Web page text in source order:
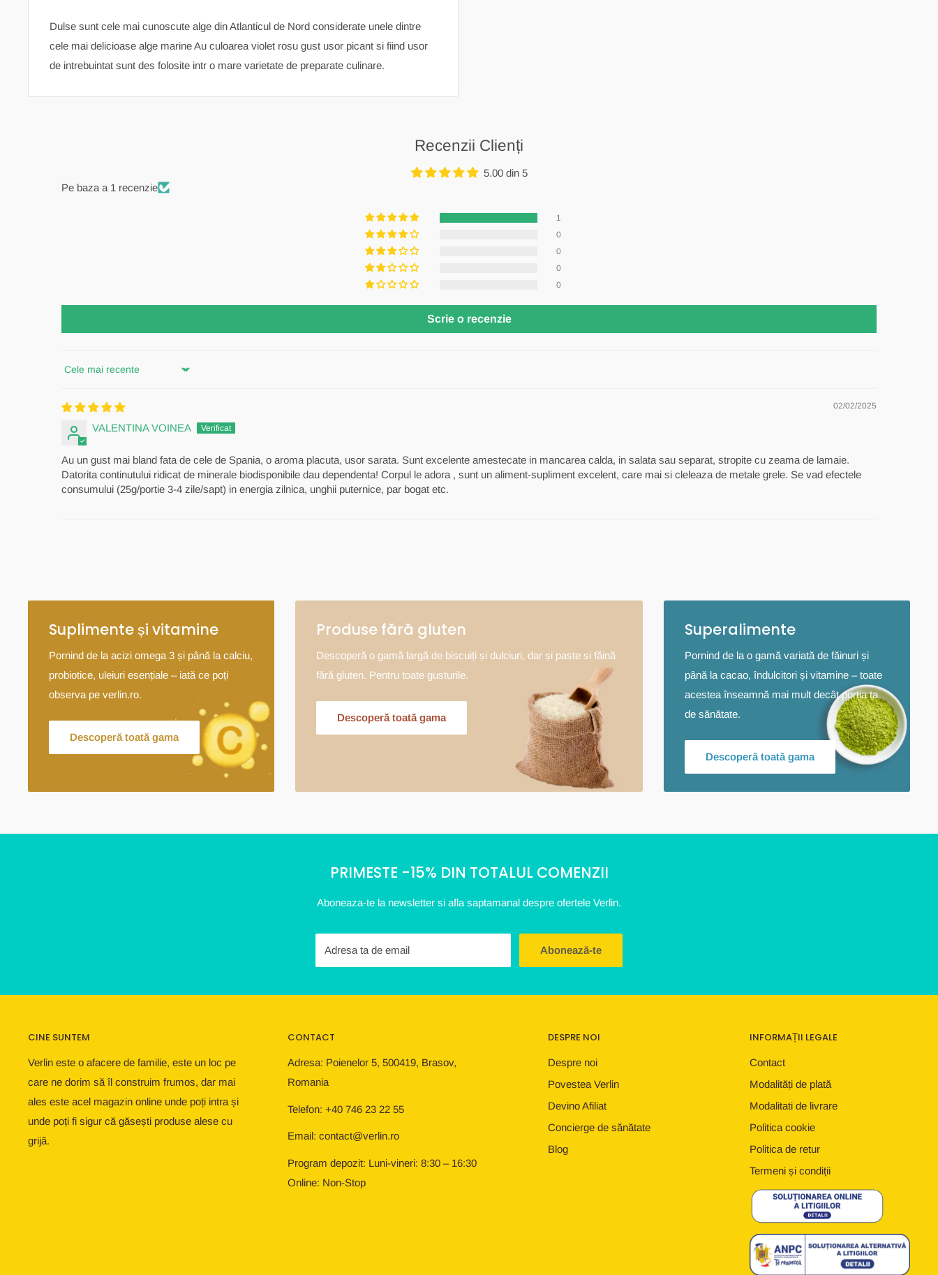
Dulse sunt cele mai cunoscute alge din Atlanticul de Nord considerate unele dintre
cele mai delicioase alge marine Au culoarea violet rosu gust usor picant si fiind usor
de intrebuintat sunt des folosite intr o mare varietate de preparate culinare.
Recenzii Clienți
5.00 din 5
Pe baza a 1 recenzie
1
0
0
0
0
Scrie o recenzie
Sort by
02/02/2025
VALENTINA VOINEA
Au un gust mai bland fata de cele de Spania, o aroma placuta, usor sarata. Sunt excelente amestecate in mancarea calda, in salata sau separat, stropite cu zeama de lamaie.
Datorita continutului ridicat de minerale biodisponibile dau dependenta! Corpul le adora , sunt un aliment-supliment excelent, care mai si cleleaza de metale grele. Se vad efectele
consumului (25g/portie 3-4 zile/sapt) in energia zilnica, unghii puternice, par bogat etc.
Suplimente și vitamine
Pornind de la acizi omega 3 și până la calciu,
probiotice, uleiuri esențiale – iată ce poți
observa pe verlin.ro.
Descoperă toată gama
Produse fără gluten
Descoperă o gamă largă de biscuiți și dulciuri, dar și paste si făină
fără gluten. Pentru toate gusturile.
Descoperă toată gama
Superalimente
Pornind de la o gamă variată de făinuri și
până la cacao, îndulcitori și vitamine – toate
acestea înseamnă mai mult decât porția ta
de sănătate.
Descoperă toată gama
PRIMESTE -15% DIN TOTALUL COMENZII
Aboneaza-te la newsletter si afla saptamanal despre ofertele Verlin.
Adresa ta de email Abonează-te
CINE SUNTEM
Verlin este o afacere de familie, este un loc pe
care ne dorim să îl construim frumos, dar mai
ales este acel magazin online unde poți intra și
unde poți fi sigur că găsești produse alese cu
grijă.
CONTACT
Adresa: Poienelor 5, 500419, Brasov,
Romania
Telefon: +40 746 23 22 55
Email: contact@verlin.ro
Program depozit: Luni-vineri: 8:30 – 16:30
Online: Non-Stop
DESPRE NOI
Despre noi
Povestea Verlin
Devino Afiliat
Concierge de sănătate
Blog
INFORMAȚII LEGALE
Contact
Modalități de plată
Modalitati de livrare
Politica cookie
Politica de retur
Termeni și condiții